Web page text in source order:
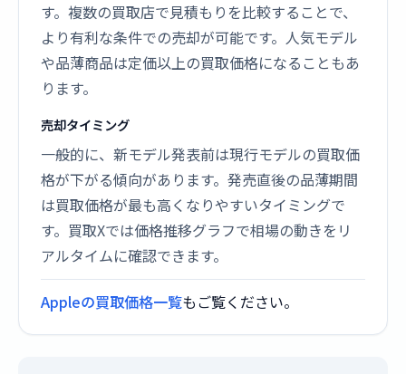
す。複数の買取店で見積もりを比較することで、
より有利な条件での売却が可能です。人気モデル
や品薄商品は定価以上の買取価格になることもあ
ります。
売却タイミング
一般的に、新モデル発表前は現行モデルの買取価
格が下がる傾向があります。発売直後の品薄期間
は買取価格が最も高くなりやすいタイミングで
す。買取Xでは価格推移グラフで相場の動きをリ
アルタイムに確認できます。
Appleの買取価格一覧もご覧ください。